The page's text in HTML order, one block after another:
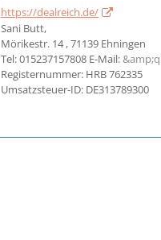
https://dealreich.de/
Sani Butt,
Mörikestr. 14 , 71139 Ehningen
Tel: 015237157808 E-Mail:
Registernummer: HRB 762335
Umsatzsteuer-ID: DE313789300